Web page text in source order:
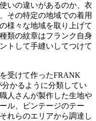
いの違いがあるのか、衣
その特定の地域での着用
様々な地域を取り上げて
類の紋章はフランク自身
トして手縫いしてつけて
受けて作ったFRANK
かるように分類してい
人さんが製作した生地や
ル、ビンテージのテー
れらのエリアから調達し